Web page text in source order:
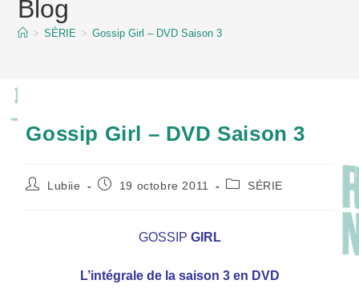
contentBlog
> SÉRIE > Gossip Girl – DVD Saison 3
Gossip Girl – DVD Saison 3
Auteur/autrice
Lubiie
Publication
19 octobre 2011
PostSÉRIE
GOSSIP GIRL
L’intégrale de la saison 3 en DVD